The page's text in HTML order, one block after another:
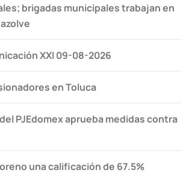
brigadas municipales trabajan en
XXI 09-08-2026
en Toluca
PJEdomex aprueba medidas contra
una calificación de 67.5%